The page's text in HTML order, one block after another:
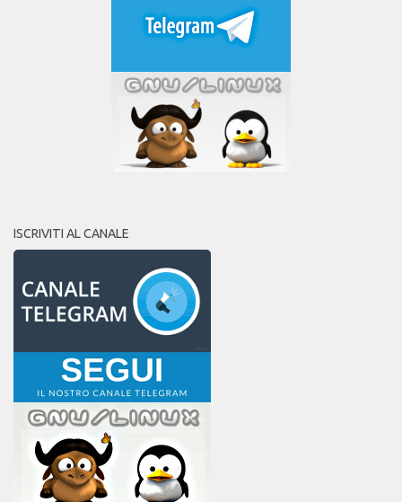
ISCRIVITI AL CANALE